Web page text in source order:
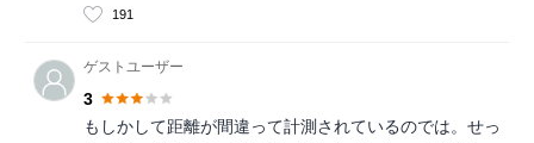
191
ゲストユーザー
3
もしかして距離が間違って計測されているのでは。せっ